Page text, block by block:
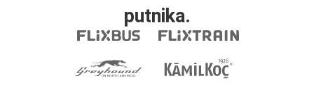
putnika.